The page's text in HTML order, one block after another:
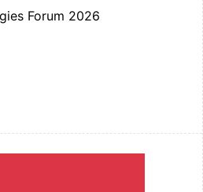
Forum 2026